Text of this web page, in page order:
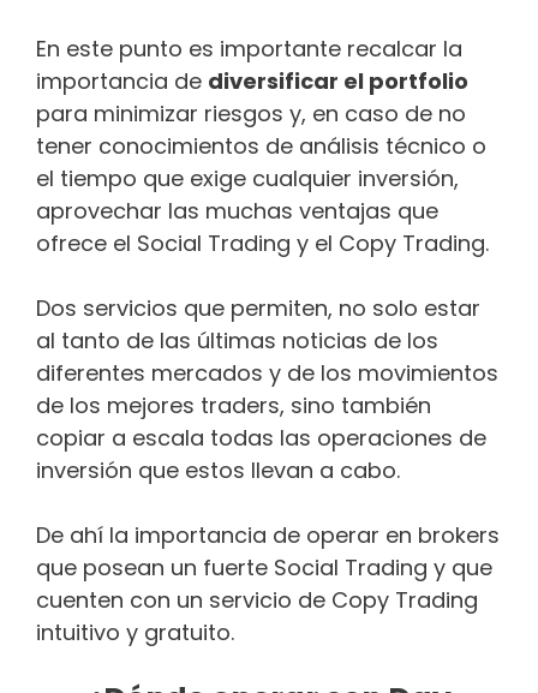
En este punto es importante recalcar la
importancia de diversificar el portfolio
para minimizar riesgos y, en caso de no
tener conocimientos de análisis técnico o
el tiempo que exige cualquier inversión,
aprovechar las muchas ventajas que
ofrece el Social Trading y el Copy Trading.
Dos servicios que permiten, no solo estar
al tanto de las últimas noticias de los
diferentes mercados y de los movimientos
de los mejores traders, sino también
copiar a escala todas las operaciones de
inversión que estos llevan a cabo.
De ahí la importancia de operar en brokers
que posean un fuerte Social Trading y que
cuenten con un servicio de Copy Trading
intuitivo y gratuito.